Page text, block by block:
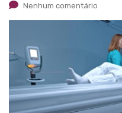
Nenhum comentário